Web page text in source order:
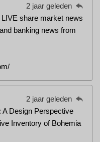
2 jaar geleden
share market news
banking news from
2 jaar geleden
Design Perspective
Inventory of Bohemia